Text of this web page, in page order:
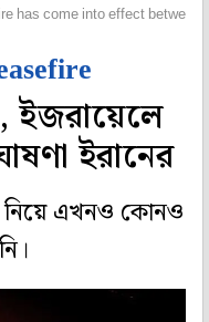
has come into effect between
ইজরায়েলে
ইরানের
নিয়ে এখনও কোনও